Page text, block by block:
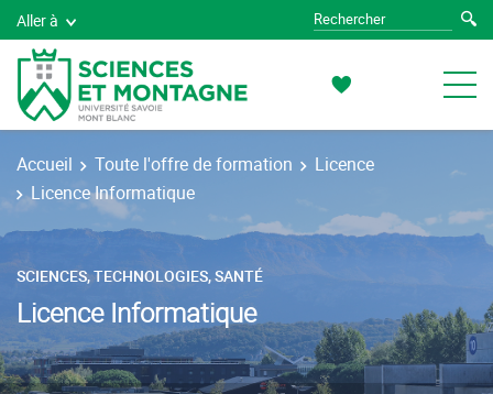
Aller à
Accueil Toute l'offre de formation
Licence
Licence Informatique
SCIENCES, TECHNOLOGIES, SANTÉ
Licence Informatique